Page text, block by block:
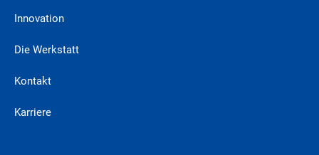
Innovation
Die Werkstatt
Kontakt
Karriere